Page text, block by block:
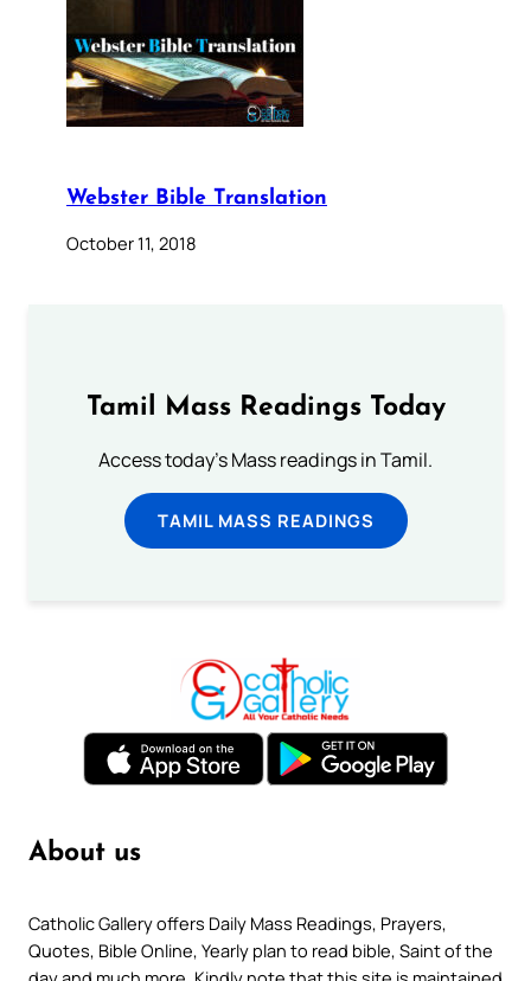
Webster Bible Translation
October 11, 2018
Tamil Mass Readings Today
Access today's Mass readings in Tamil.
TAMIL MASS READINGS
About us
Catholic Gallery offers Daily Mass Readings, Prayers,
Quotes, Bible Online, Yearly plan to read bible, Saint of the